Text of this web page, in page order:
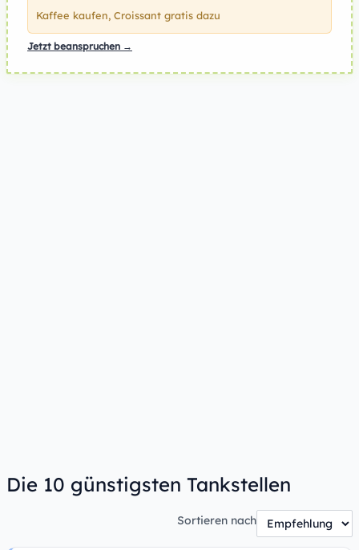
Kaffee kaufen, Croissant gratis dazu
Jetzt beanspruchen →
Die 10 günstigsten Tankstellen
Sortieren nach